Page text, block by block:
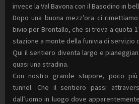
invece la Val Bavona con il Basodino in
Dopo una buona mezz’ora ci
bivio per Brontallo, che si trova a quota
stazione a monte della funivia di servizio
Qui il sentiero diventa largo e
quasi una stradina.
Con nostro grande stupore, poco
tunnel. Che il sentiero passi
dall’uomo in luogo dove